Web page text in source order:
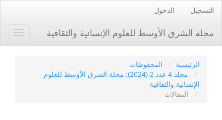
المباشر
محتوى
الصفحة
الرئيسي
المحتوى
الرئيسي
الشريط
التسجيل الدخول
مجلة الشرق الأوسط للعلوم الإنسانية والثقافية
الرئيسية
المحفوظات
مجلد 4 عدد 2 (2024): مجلة الشرق الأوسط للعلوم
الإنسانية والثقافية
المقالات